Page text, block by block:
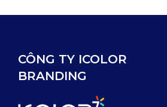
CÔNG TY ICOLOR
BRANDING